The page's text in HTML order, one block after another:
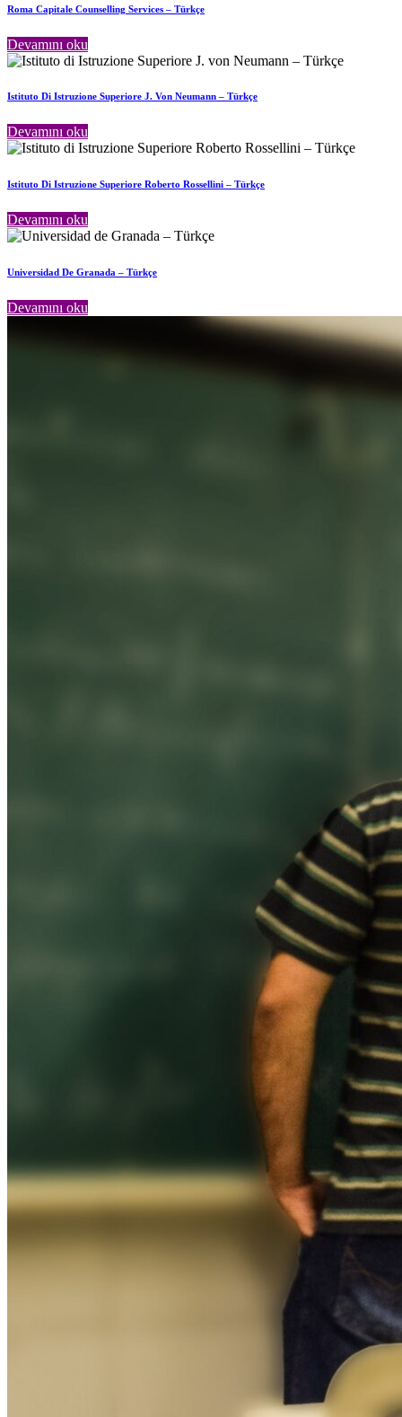
Roma Capitale Counselling Services – Türkçe
Devamını oku
Istituto Di Istruzione Superiore J. Von Neumann – Türkçe
Devamını oku
Istituto Di Istruzione Superiore Roberto Rossellini – Türkçe
Devamını oku
Universidad De Granada – Türkçe
Devamını oku